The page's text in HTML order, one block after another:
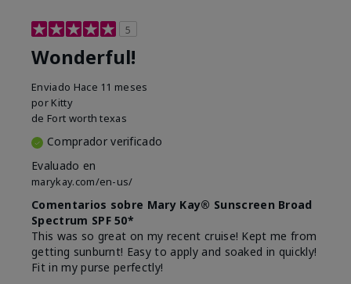
5
Wonderful!
Enviado Hace 11 meses
por Kitty
de Fort worth texas
Comprador verificado
Evaluado en
marykay.com/en-us/
Comentarios sobre Mary Kay® Sunscreen Broad
Spectrum SPF 50*
This was so great on my recent cruise! Kept me from
getting sunburnt! Easy to apply and soaked in quickly!
Fit in my purse perfectly!